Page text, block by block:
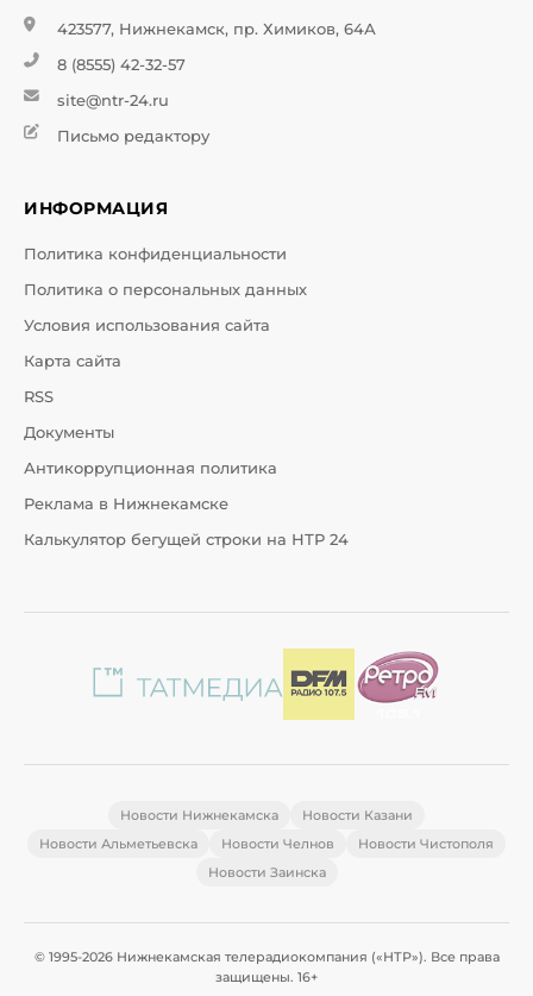
423577, Нижнекамск, пр. Химиков, 64А
8 (8555) 42-32-57
site@ntr-24.ru
Письмо редактору
ИНФОРМАЦИЯ
Политика конфиденциальности
Политика о персональных данных
Условия использования сайта
Карта сайта
RSS
Документы
Антикоррупционная политика
Реклама в Нижнекамске
Калькулятор бегущей строки на НТР 24
Новости Нижнекамска
Новости Казани
Новости Альметьевска
Новости Челнов
Новости Чистополя
Новости Заинска
© 1995-2026 Нижнекамская телерадиокомпания («НТР»). Все права
защищены. 16+